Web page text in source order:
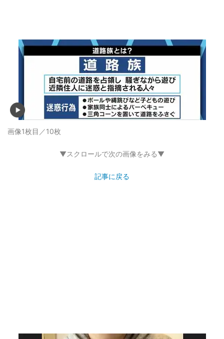
画像1枚目／10枚
▼スクロールで次の画像をみる▼
記事に戻る